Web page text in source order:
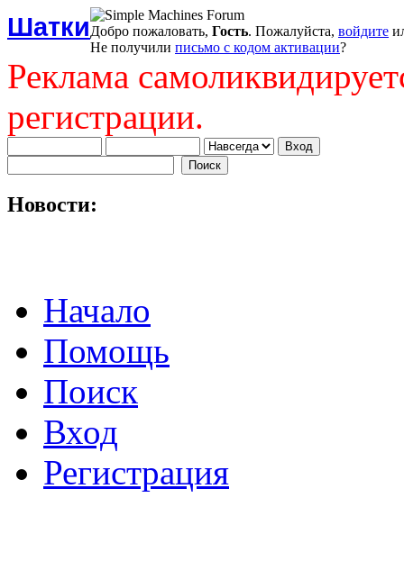
ШаткиДобро пожаловать, Гость. Пожалуйста, войдите
Не получили письмо с кодом активации?
Реклама
регистрации.
Новости:
Начало
Помощь
Поиск
Вход
Регистрация